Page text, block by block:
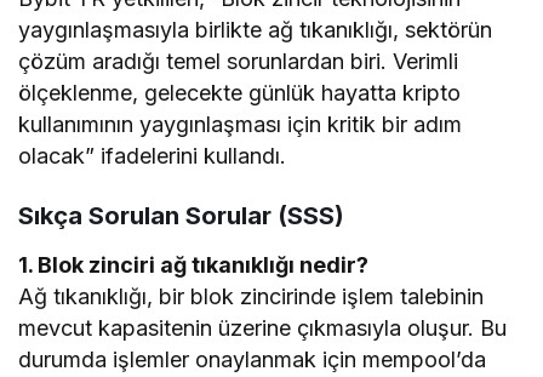
yaygınlaşmasıyla birlikte ağ tıkanıklığı, sektörün
çözüm aradığı temel sorunlardan biri. Verimli
ölçeklenme, gelecekte günlük hayatta kripto
kullanımının yaygınlaşması için kritik bir adım
olacak” ifadelerini kullandı.
Sıkça Sorulan Sorular (SSS)
1. Blok zinciri ağ tıkanıklığı nedir?
Ağ tıkanıklığı, bir blok zincirinde işlem talebinin
mevcut kapasitenin üzerine çıkmasıyla oluşur. Bu
durumda işlemler onaylanmak için mempool’da